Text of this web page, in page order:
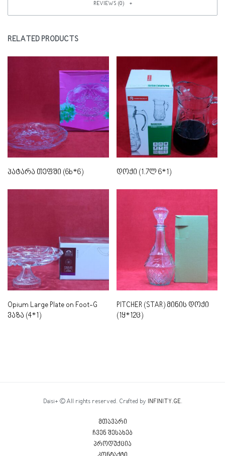
REVIEWS (0)
RELATED PRODUCTS
პატარა თეფში (6b*6) დოქი (1.7ლ 6*1)
Opium Large Plate on Foot-G
ვაზა (4*1)
PITCHER (STAR) მინის დოქი
(1ყ*12ც)
Daisi+ © All rights reserved. Crafted by INFINITY.GE.
მთავარი
ჩვენ შესახებ
პროდუქცია